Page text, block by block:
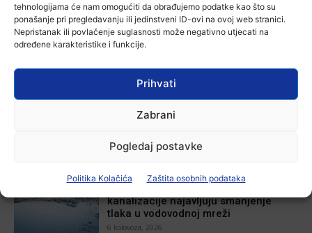
tehnologijama će nam omogućiti da obrađujemo podatke kao što su
ponašanje pri pregledavanju ili jedinstveni ID-ovi na ovoj web stranici.
Nepristanak ili povlačenje suglasnosti može negativno utjecati na
određene karakteristike i funkcije.
Prihvati
Zabrani
Pogledaj postavke
Politika Kolačića Zaštita osobnih podataka
Aktualno
Zbog niskog vodostaja otežana
plovidba na Dunavu
6 kolovoza, 2026
Aktualno
Krimići, trileri, ljubavne priče i
povijesna fikcija najtraženiji su
knjižnici
6 kolovoza, 2026
Aktualno
kanalizacije najavljuju smanjenje
tlaka u vodovodnoj mreži
6 kolovoza, 2026